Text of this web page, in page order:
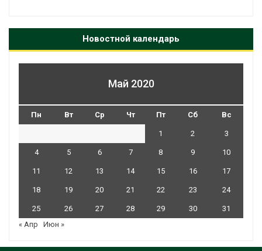
Новостной календарь
Май 2020
Пн Вт Ср Чт Пт Сб Вс
1 2 3
4 5 6 7 8 9 10
11 12 13 14 15 16 17
18 19 20 21 22 23 24
25 26 27 28 29 30
31
« Апр
Июн »